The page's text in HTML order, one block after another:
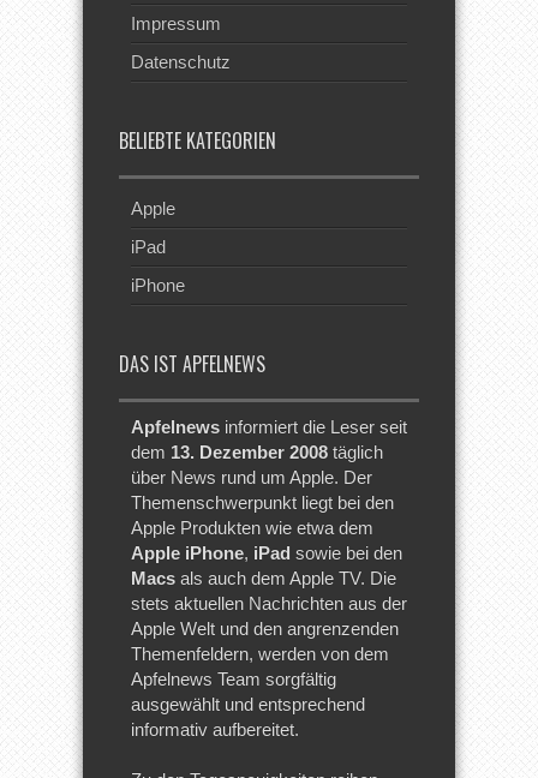
Impressum
Datenschutz
BELIEBTE KATEGORIEN
Apple
iPad
iPhone
DAS IST APFELNEWS
Apfelnews informiert die Leser seit
dem 13. Dezember 2008 täglich
über News rund um Apple. Der
Themenschwerpunkt liegt bei den
Apple Produkten wie etwa dem
Apple iPhone, iPad sowie bei den
Macs als auch dem Apple TV. Die
stets aktuellen Nachrichten aus der
Apple Welt und den angrenzenden
Themenfeldern, werden von dem
Apfelnews Team sorgfältig
ausgewählt und entsprechend
informativ aufbereitet.